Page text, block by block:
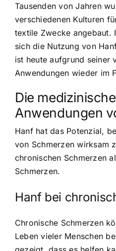
Tausenden von Jahren
verschiedenen Kulturen
textile Zwecke angebaut.
sich die Nutzung von
ist heute aufgrund seiner
Anwendungen wieder im
Die
Anwendungen
Hanf hat das Potenzial,
von Schmerzen wirksam
chronischen Schmerzen
Schmerzen.
Hanf bei
Chronische Schmerzen
Leben vieler Menschen